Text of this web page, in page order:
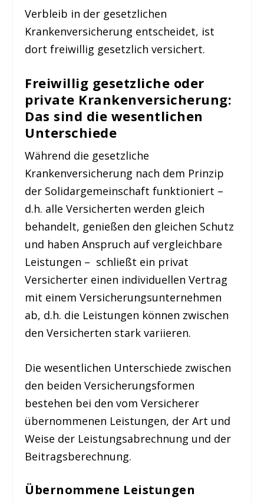
Verbleib in der gesetzlichen
Krankenversicherung entscheidet, ist
dort freiwillig gesetzlich versichert.
Freiwillig gesetzliche oder
private Krankenversicherung:
Das sind die wesentlichen
Unterschiede
Während die gesetzliche
Krankenversicherung nach dem Prinzip
der Solidargemeinschaft funktioniert –
d.h. alle Versicherten werden gleich
behandelt, genießen den gleichen Schutz
und haben Anspruch auf vergleichbare
Leistungen – schließt ein privat
Versicherter einen individuellen Vertrag
mit einem Versicherungsunternehmen
ab, d.h. die Leistungen können zwischen
den Versicherten stark variieren.
Die wesentlichen Unterschiede zwischen
den beiden Versicherungsformen
bestehen bei den vom Versicherer
übernommenen Leistungen, der Art und
Weise der Leistungsabrechnung und der
Beitragsberechnung.
Übernommene Leistungen